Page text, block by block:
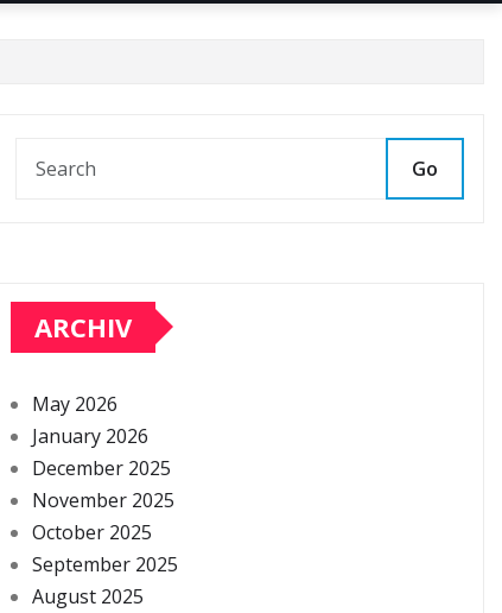
Go
ARCHIV
May 2026
January 2026
December 2025
November 2025
October 2025
September 2025
August 2025